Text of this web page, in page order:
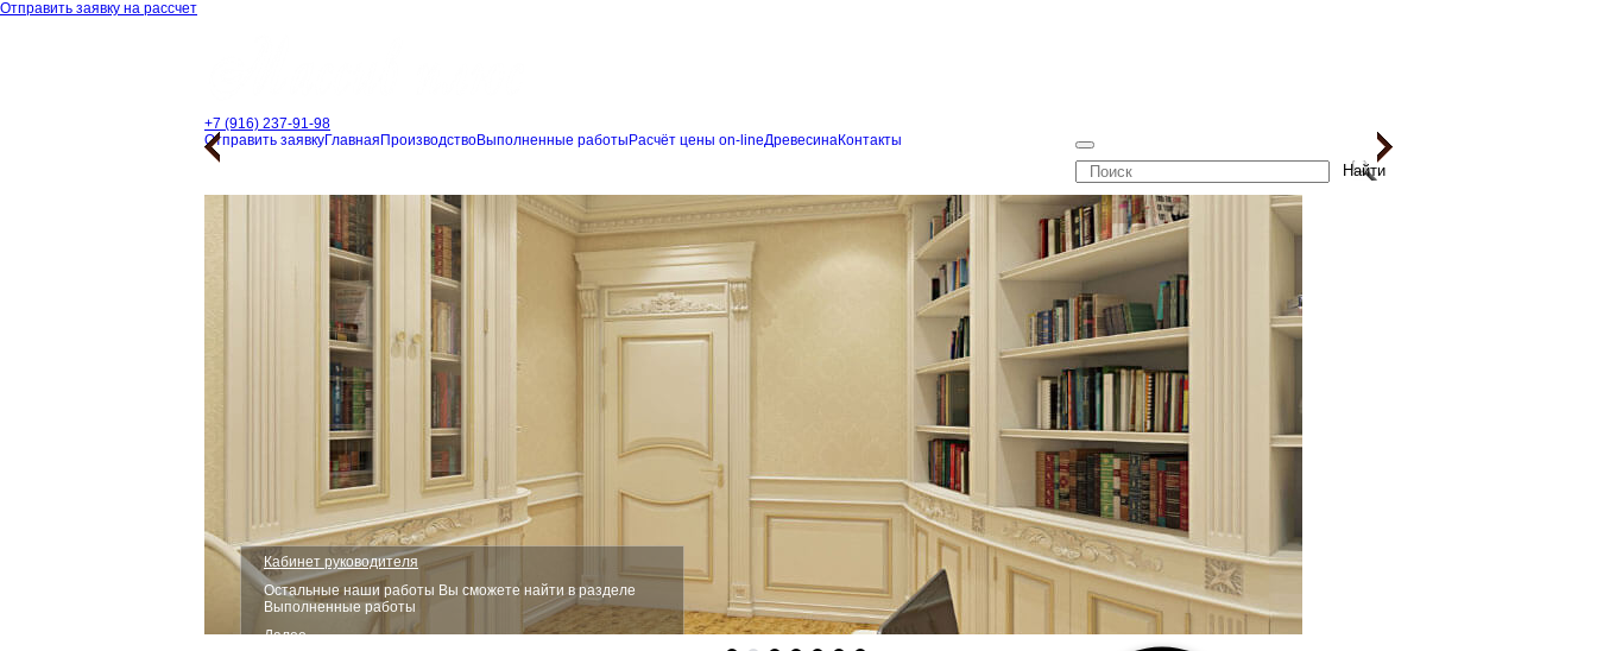
Отправить заявку на рассчет
+7 (916) 237-91-98
Поиск
по
сайту
Отправить заявкуГлавная ПроизводствоВыполненные работы Расчёт цены on-lineДревесинаКонтакты
Кабинет руководителя
Остальные наши работы Вы сможете найти в разделе
Выполненные работы
Далее...